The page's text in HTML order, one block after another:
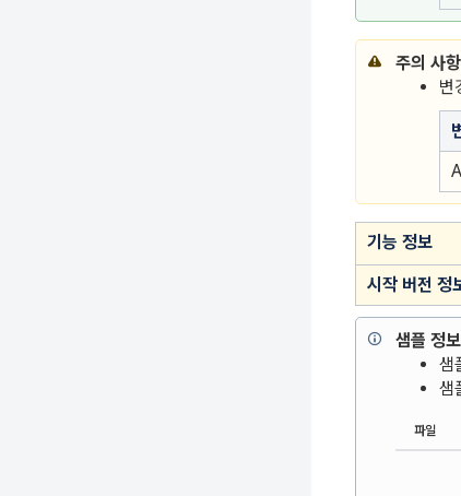
주의 사항
변
기능 정보
시작 버전 정
샘플 정보
샘
샘
파일